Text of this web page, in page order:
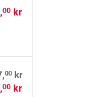
00 kr
00 kr
00 kr